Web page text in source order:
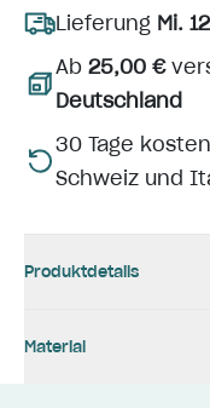
Lieferung Mi.
Ab 25,00 €
Deutschland
30 Tage
Schweiz und
Produktdetails
Material